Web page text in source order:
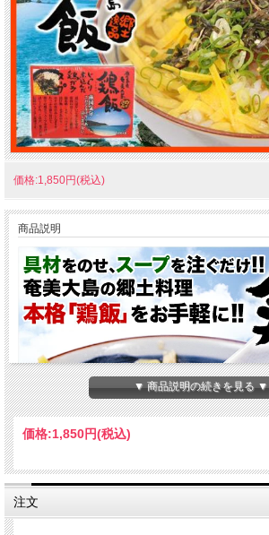
価格:1,850円(税込)
商品説明
▼ 商品説明の続きを見る ▼
価格:1,850円(税込)
注文